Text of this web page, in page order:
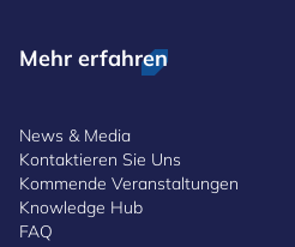
Mehr erfahren
News & Media
Kontaktieren Sie Uns
Kommende Veranstaltungen
Knowledge Hub
FAQ